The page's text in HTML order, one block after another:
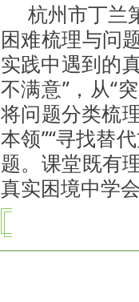
杭州市丁兰
困难梳理与问
实践中遇到的
不满意”，从“
将问题分类梳
本领”“寻找替
题。课堂既有
真实困境中学